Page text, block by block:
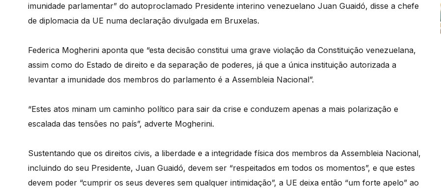
imunidade parlamentar” do autoproclamado Presidente interino venezuelano Juan Guaidó, disse a chefe
de diplomacia da UE numa declaração divulgada em Bruxelas.
Federica Mogherini aponta que “esta decisão constitui uma grave violação da Constituição venezuelana,
assim como do Estado de direito e da separação de poderes, já que a única instituição autorizada a
levantar a imunidade dos membros do parlamento é a Assembleia Nacional”.
“Estes atos minam um caminho político para sair da crise e conduzem apenas a mais polarização e
escalada das tensões no país”, adverte Mogherini.
Sustentando que os direitos civis, a liberdade e a integridade física dos membros da Assembleia Nacional,
incluindo do seu Presidente, Juan Guaidó, devem ser “respeitados em todos os momentos”, e que estes
devem poder “cumprir os seus deveres sem qualquer intimidação”, a UE deixa então “um forte apelo” ao